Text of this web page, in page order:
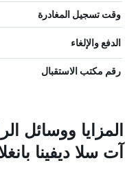
وقت تسجيل المغادرة
الدفع والإلغاء
رقم مكتب الاستقبال
المزايا ووسائل
آت سلا ديفينا